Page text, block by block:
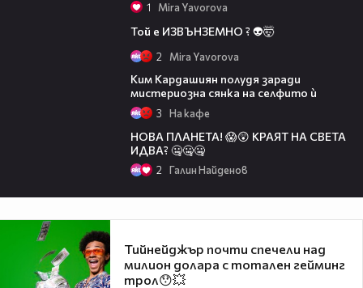
1 Mira Yavorova
Той е ИЗВЪНЗЕМНО ? 👽🤯
2 Mira Yavorova
Ким Кардашиян полудя заради
мистериозна сянка на селфито ѝ
3 На кафе
НОВА ПЛАНЕТА! 😱😲 КРАЯТ НА СВЕТА
ИДВА? 🤐🤐🤐
2 Галин Найденов
Тийнейджър почти спечели над
милион долара с тотален гейминг
трол😯💥